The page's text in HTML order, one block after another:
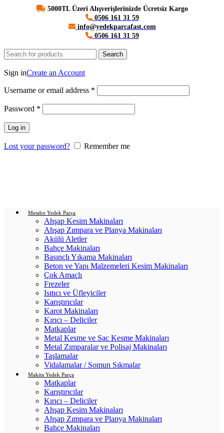
5000TL Üzeri Alışverişlerinizde Ücretsiz Kargo
0506 161 31 59
info@yedekparcafast.com
0506 161 31 59
Search
Sign inCreate an Account
Username or email address *
Password *
Log in
Lost your password?
Remember me
Metabo Yedek Parça
Ahşap Kesim Makinaları
Ahşap Zımpara ve Planya Makinaları
Akülü Aletler
Bahçe Makinaları
Basınçlı Yıkama Makinaları
Beton ve Yapı Malzemeleri Kesim Makinaları
Çok Amaçlı
Frezeler
Isıtıcı ve Üfleyiciler
Karıştırıcılar
Karot Makinaları
Kırıcı – Deliciler
Matkaplar
Metal Kesme ve Sac Kesme Makinaları
Metal Zımparalar ve Polisaj Makinaları
Taşlamalar
Vidalamalar / Somun Sıkmalar
Makita Yedek Parça
Matkaplar
Karıştırıcılar
Kırıcı – Deliciler
Ahşap Kesim Makinaları
Ahşap Zımpara ve Planya Makinaları
Bahçe Makinaları